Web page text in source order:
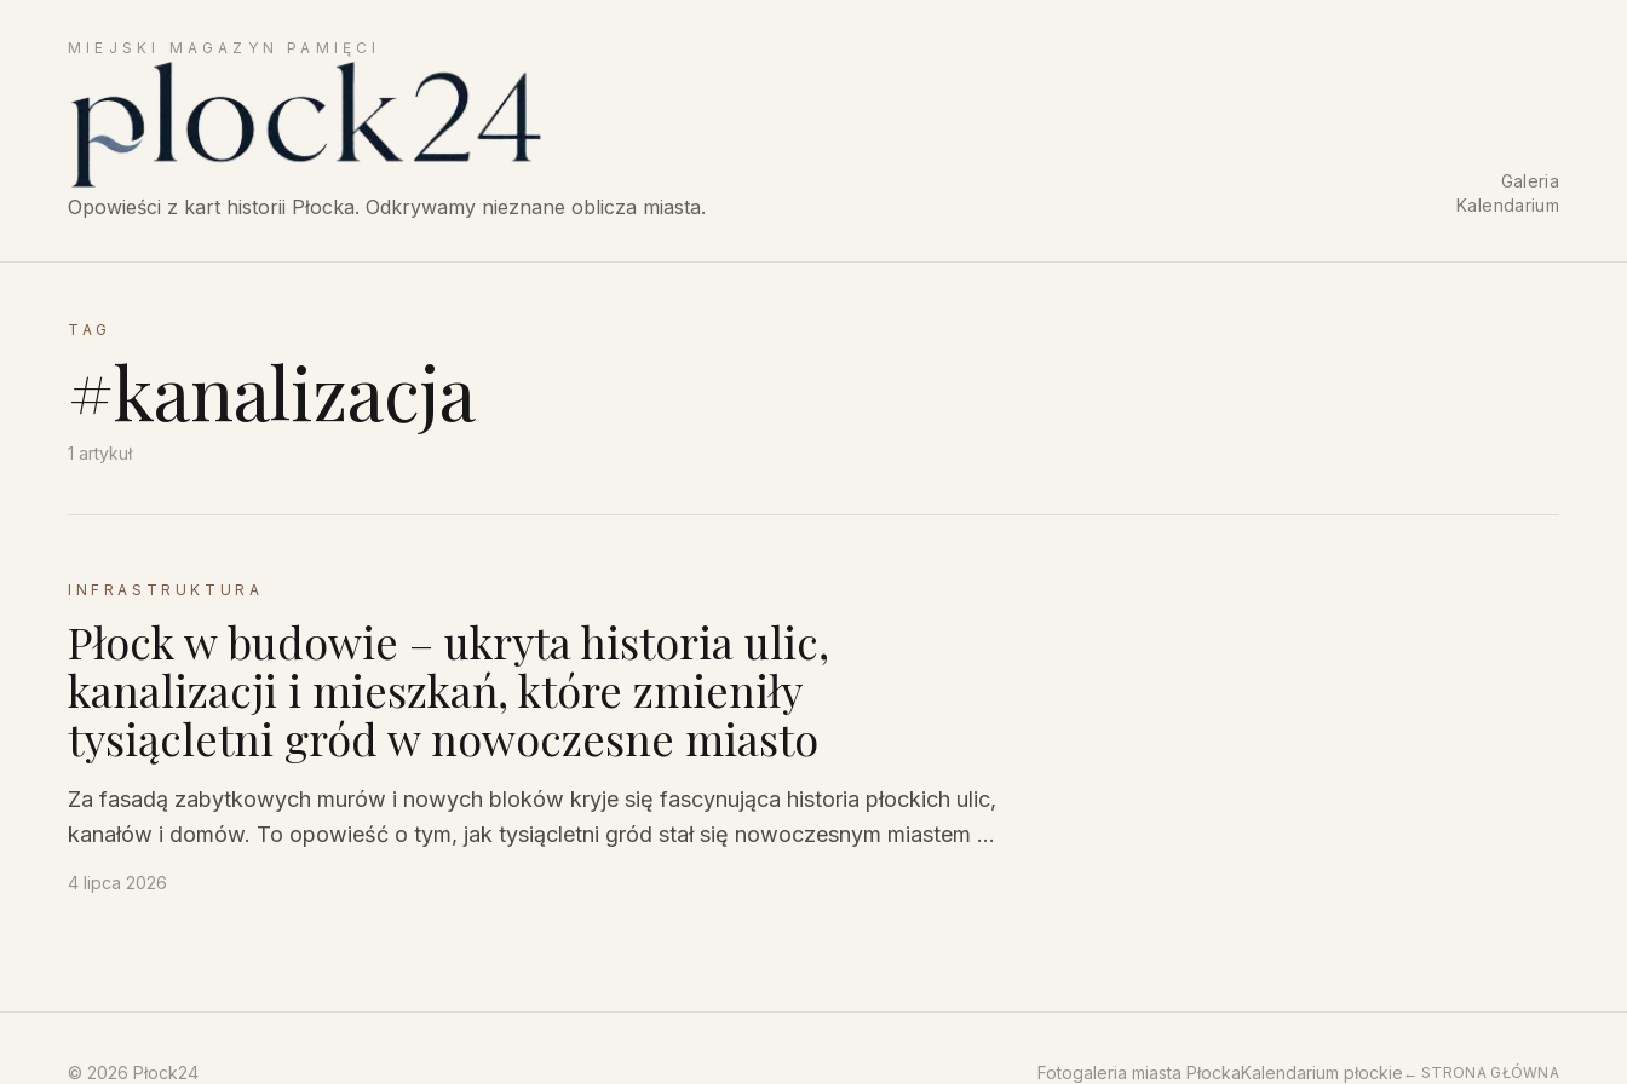
Płock24 — Opowieści z historii Płocka, miejski magazyn pamięci
MIEJSKI MAGAZYN PAMIĘCI
Opowieści z kart historii Płocka. Odkrywamy nieznane oblicza miasta.
Galeria
Kalendarium
TAG
#kanalizacja
1 artykuł
INFRASTRUKTURA
Płock w budowie – ukryta historia ulic,
kanalizacji i mieszkań, które zmieniły
tysiącletni gród w nowoczesne miasto
Za fasadą zabytkowych murów i nowych bloków kryje się fascynująca historia płockich ulic,
kanałów i domów. To opowieść o tym, jak tysiącletni gród stał się nowoczesnym miastem –
4 lipca 2026
© 2026 Płock24 Fotogaleria miasta PłockaKalendarium płockie ← STRONA GŁÓWNA